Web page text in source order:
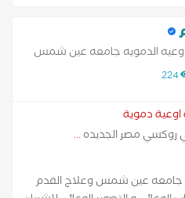
الدمويه جامعه عين شمس
224
اوعية دموية
مصر الجديده...
جامعه عين شمس وعلاج القدم